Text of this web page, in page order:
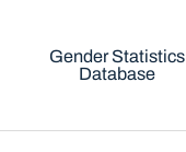
Gender Statistics
Database